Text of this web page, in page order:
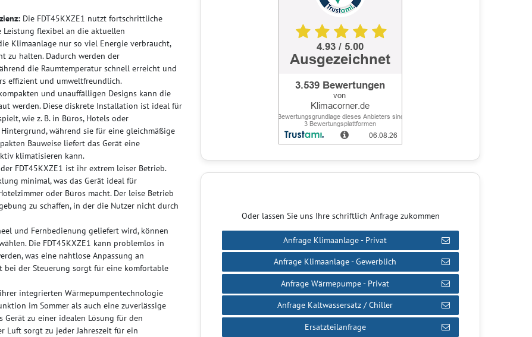
Die FDT45KXZE1 nutzt fortschrittliche
Leistung flexibel an die aktuellen
Klimaanlage nur so viel Energie verbraucht,
zu halten. Dadurch werden der
die Raumtemperatur schnell erreicht und
effizient und umweltfreundlich.
und unauffälligen Designs kann die
werden. Diese diskrete Installation ist ideal für
wie z. B. in Büros, Hotels oder
während sie für eine gleichmäßige
Bauweise liefert das Gerät eine
klimatisieren kann.
FDT45KXZE1 ist ihr extrem leiser Betrieb.
minimal, was das Gerät ideal für
oder Büros macht. Der leise Betrieb
zu schaffen, in der die Nutzer nicht durch
und Fernbedienung geliefert wird, können
Die FDT45KXZE1 kann problemlos in
was eine nahtlose Anpassung an
der Steuerung sorgt für eine komfortable
integrierten Wärmepumpentechnologie
im Sommer als auch eine zuverlässige
Gerät zu einer idealen Lösung für den
Luft sorgt zu jeder Jahreszeit für ein
Oder lassen Sie uns Ihre schriftlich Anfrage zukommen
Anfrage Klimaanlage - Privat
Anfrage Klimaanlage - Gewerblich
Anfrage Wärmepumpe - Privat
Anfrage Kaltwassersatz / Chiller
Ersatzteilanfrage